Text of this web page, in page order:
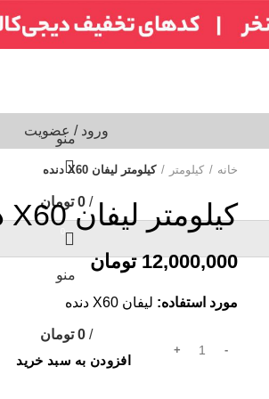
ورود / عضویت
/
0 تومان
منو
/
0 تومان
منو
خانه
کیلومتر کیلومتر لیفان X60 دنده
کیلومتر لیفان X60 دنده
12,000,000 تومان
مورد استفاده: لیفان X60 دنده
افزودن به سبد خرید